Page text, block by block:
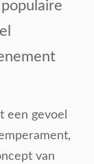
een gevoel
van